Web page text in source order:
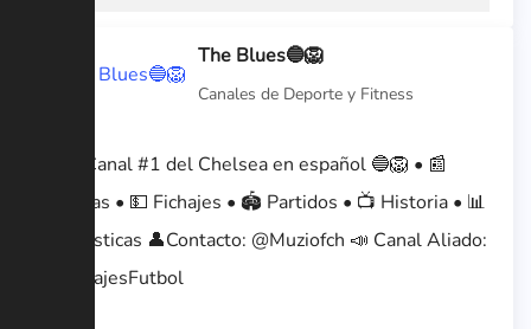
The Blues🔵🦁
Canales de Deporte y Fitness
🇬🇧 Canal #1 del Chelsea en español 🔵🦁 • 📰
Noticias • 💵 Fichajes • 🏟 Partidos • 📺 Historia • 📊
Estadísticas 👤Contacto: @Muziofch 📣 Canal Aliado:
@FichajesFutbol